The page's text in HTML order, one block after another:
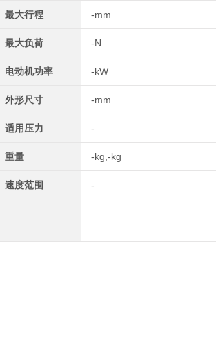
最大行程 -mm
最大负荷 -N
电动机功率 -kW
外形尺寸 -mm
适用压力 -
重量 -kg,-kg
速度范围 -